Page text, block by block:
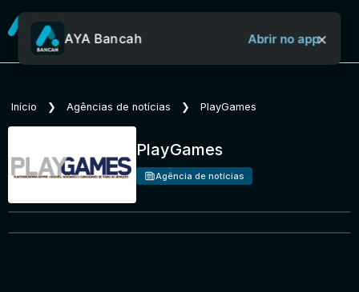
Sobre o Aya Bancah
AYA Bancah Abrir no app×
Início ❯ Agências de notícias ❯ PlayGames
PlayGames
Agência de notícias